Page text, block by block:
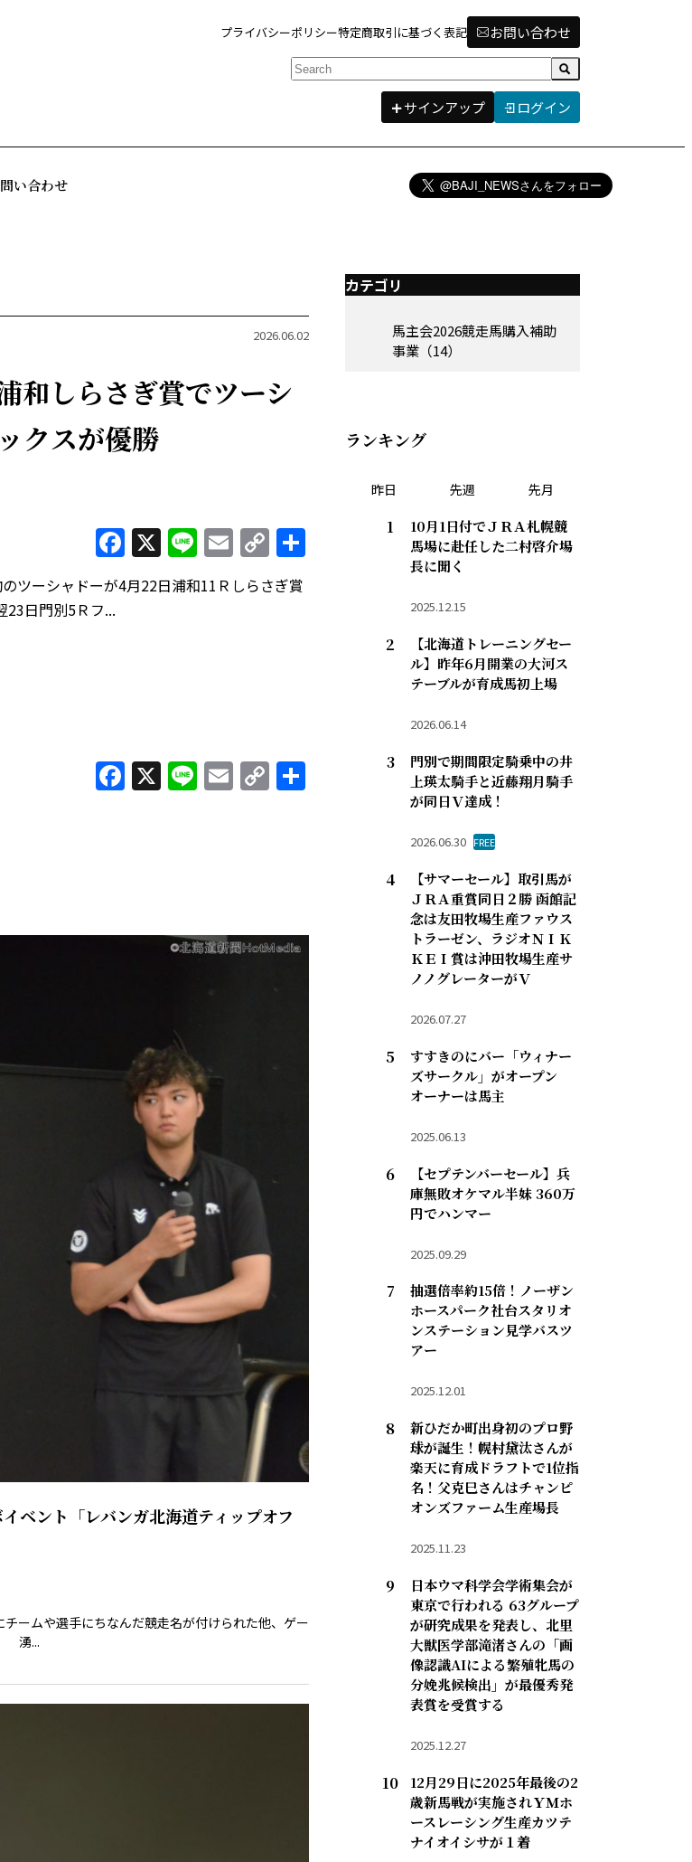
プライバシーポリシー特定商取引に基づく表記 お問い合わせ
サインアップ ログイン
い合わせ
2026.06.02
和しらさぎ賞でツーシ
クスが優勝
Facebook
X LineEmail
Copy
Link
ツーシャドーが4月22日浦和11Ｒしらさぎ賞
23日門別5Ｒフ...
Facebook
X LineEmail
Copy
ベント「レバンガ北海道ティップオフ
ームや選手にちなんだ競走名が付けられた他、ゲー
湧...
カテゴリ
馬主会2026競走馬購入補助
事業（14）
ランキング
昨日 先週 先月
10月1日付でＪＲＡ札幌競
馬場に赴任した二村啓介場
長に聞く
2025.12.15
【北海道トレーニングセー
ル】昨年6月開業の大河ス
テーブルが育成馬初上場
2026.06.14
門別で期間限定騎乗中の井
上瑛太騎手と近藤翔月騎手
が同日Ｖ達成！
2026.06.30 FREE
【サマーセール】取引馬が
ＪＲＡ重賞同日２勝 函館記
念は友田牧場生産ファウス
トラーゼン、ラジオＮＩＫ
ＫＥＩ賞は沖田牧場生産サ
ノノグレーターがＶ
2026.07.27
すすきのにバー「ウィナー
ズサークル」がオープン
オーナーは馬主
2025.06.13
【セプテンバーセール】兵
庫無敗オケマル半妹 360万
円でハンマー
2025.09.29
抽選倍率約15倍！ノーザン
ホースパーク社台スタリオ
ンステーション見学バスツ
アー
2025.12.01
新ひだか町出身初のプロ野
球が誕生！幌村黛汰さんが
楽天に育成ドラフトで1位指
名！父克巳さんはチャンピ
オンズファーム生産場長
2025.11.23
日本ウマ科学会学術集会が
東京で行われる 63グループ
が研究成果を発表し、北里
大獣医学部滝渚さんの「画
像認識AIによる繁殖牝馬の
分娩兆候検出」が最優秀発
表賞を受賞する
2025.12.27
12月29日に2025年最後の2
歳新馬戦が実施されＹＭホ
ースレーシング生産カツテ
ナイオイシサが１着